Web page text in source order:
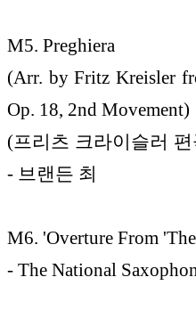
M5. Preghiera
(Arr. by Fritz Kreisler
Op. 18, 2nd Movement)
(프리츠 크라이슬러
- 브랜든 최
M6. 'Overture From
- The National